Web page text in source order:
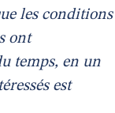
les conditions
ont
temps, en un
est